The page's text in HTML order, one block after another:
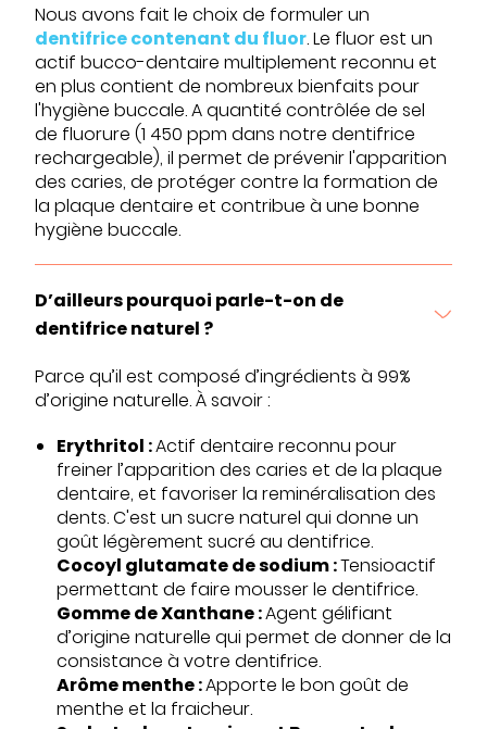
Nous avons fait le choix de formuler un
dentifrice contenant du fluor. Le fluor est un
actif bucco-dentaire multiplement reconnu et
en plus contient de nombreux bienfaits pour
l'hygiène buccale. A quantité contrôlée de sel
de fluorure (1 450 ppm dans notre dentifrice
rechargeable), il permet de prévenir l'apparition
des caries, de protéger contre la formation de
la plaque dentaire et contribue à une bonne
hygiène buccale.
D’ailleurs pourquoi parle-t-on de
dentifrice naturel ?
Parce qu’il est composé d’ingrédients à 99%
d’origine naturelle. À savoir :
Erythritol :Actif dentaire reconnu pour
freiner l’apparition des caries et de la plaque
dentaire, et favoriser la reminéralisation des
dents. C'est un sucre naturel qui donne un
goût légèrement sucré au dentifrice.
Cocoyl glutamate de sodium :Tensioactif
permettant de faire mousser le dentifrice.
Gomme de Xanthane :Agent gélifiant
d’origine naturelle qui permet de donner de la
consistance à votre dentifrice.
Arôme menthe :Apporte le bon goût de
menthe et la fraicheur.